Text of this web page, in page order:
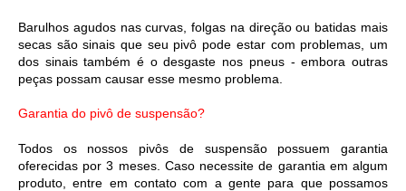
Barulhos agudos nas curvas, folgas na direção ou batidas mais
secas são sinais que seu pivô pode estar com problemas, um
dos sinais também é o desgaste nos pneus - embora outras
peças possam causar esse mesmo problema.
Garantia do pivô de suspensão?
Todos os nossos pivôs de suspensão possuem garantia
oferecidas por 3 meses. Caso necessite de garantia em algum
produto, entre em contato com a gente para que possamos